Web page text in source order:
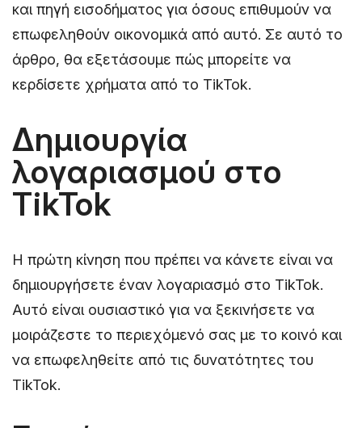
και πηγή εισοδήματος για όσους επιθυμούν να
επωφεληθούν οικονομικά από αυτό. Σε αυτό το
άρθρο, θα εξετάσουμε πώς μπορείτε να
κερδίσετε χρήματα από το TikTok.
Δημιουργία
λογαριασμού στο
TikTok
Η πρώτη κίνηση που πρέπει να κάνετε είναι να
δημιουργήσετε έναν λογαριασμό στο TikTok.
Αυτό είναι ουσιαστικό για να ξεκινήσετε να
μοιράζεστε το περιεχόμενό σας με το κοινό και
να επωφεληθείτε από τις δυνατότητες του
TikTok.